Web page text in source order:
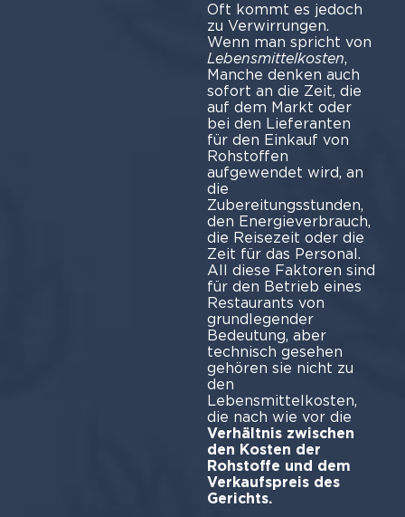
Oft kommt es jedoch
zu Verwirrungen.
Wenn man spricht von
Lebensmittelkosten,
Manche denken auch
sofort an die Zeit, die
auf dem Markt oder
bei den Lieferanten
für den Einkauf von
Rohstoffen
aufgewendet wird, an
die
Zubereitungsstunden,
den Energieverbrauch,
die Reisezeit oder die
Zeit für das Personal.
All diese Faktoren sind
für den Betrieb eines
Restaurants von
grundlegender
Bedeutung, aber
technisch gesehen
gehören sie nicht zu
den
Lebensmittelkosten,
die nach wie vor die
Verhältnis zwischen
den Kosten der
Rohstoffe und dem
Verkaufspreis des
Gerichts.